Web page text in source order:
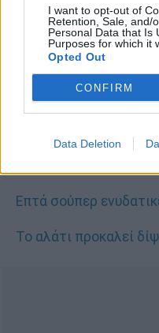
I want to opt-out of
Retention, Sale, and/
Personal Data that Is
Purposes for which it
Opted Out
CONFIRM
Data Deletion
της καφεΐνης, του
που ξηραίνουν
Πηγή:
Δείτε κι αυτό:
Υπολογίστε πόσο
Επτά σούπερ
Το αλάτι προκαλεί